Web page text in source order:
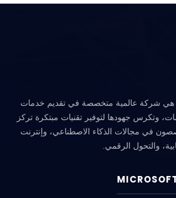
GoAgile Technologies هي شركة عالمية متخصصة في تقديم خدمات
وتكرس جهودها لتوفير تقنيات مبتكرة تركز
في مجالات الذكاء الاصطناعي، وإنترنت
والتحول الرقمي.